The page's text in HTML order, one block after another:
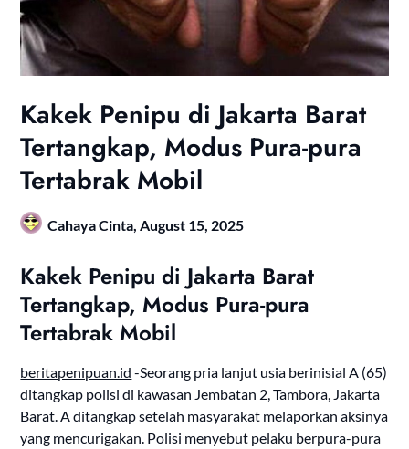
Kakek Penipu di Jakarta Barat
Tertangkap, Modus Pura-pura
Tertabrak Mobil
Cahaya Cinta, August 15, 2025
Kakek Penipu di Jakarta Barat
Tertangkap, Modus Pura-pura
Tertabrak Mobil
beritapenipuan.id -Seorang pria lanjut usia berinisial A (65)
ditangkap polisi di kawasan Jembatan 2, Tambora, Jakarta
Barat. A ditangkap setelah masyarakat melaporkan aksinya
yang mencurigakan. Polisi menyebut pelaku berpura-pura